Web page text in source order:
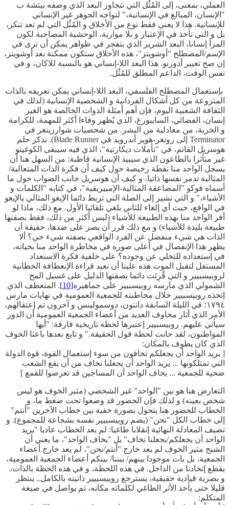
العملي، بمعنى، إلى المُثُل التي تتجاوز البعد الذي وصفه نيتشة ب
"الإنسان، المبالغ في الإنسانية،" لتواجه الجوهر غير الإنساني
للإنسانية. هذا لا يعني فقط نوع من الأخلاق و المُثٌل التي لم تعد تنكر،
بل و التي تأخذ في الإعتبار و بلا مواربة، الوحشية المصاحبة لكون
المرأ إنسانا، البعد الشرير الذي يتفجر في ظواهر يمكن أن ترى في
الإسم/المصطلح "أوشويتز"، هذه الأخلاق ستكون ممكنة بعد أوشويتز،
إن صح تعبير أدورنو. هذا البعد اللا-إنساني هو بالنسبة للاكان، و في
نفس الوقت، الداعم المطلق للمُثُل.
بإستعمال المصطلح الفلسفي، البعد اللا-إنساني يمكن تعريفه بالذات
المنزوعة من كل أشكال الفردانية و الشخصية الإنسانية (لذلك في
الثقافة الشعبية اليوم، فإن أهم أمثلة الذوات الخالصة هو الغير
إنسان، الفضائي، السايبورغ، الذي يُظهر وفاءا أكثر للمهمة، للكرامة
و الحرية، من معادلية من البشر. من شخصيات شوارزينغر في
Terminator إلى روتغر-هوير أندرويد في Blade Runner). تذكر حلم
هوسريل القاتم، في "تأملات ديكارتية"، الذي فيه سيبقى الكوغيتو
غير متأثرا بالطاعون الذي سيبيد الإنسانية قاطبة: من السهل هنا أن
يسجل الواحد منا نقطة رخيصة حول كيف أن فكرة الذات المتعالية/
المثالية تدمر نفسها ذاتيا، و كيف أن هوسريل جانب الصواب حول ما
أسماه فوكو "المضاعفة المثالية-الإمبيريقية"، في كتابه "الكلمات و
الأشياء،" و التي تشير إلى الصلة التي تربط دائما الإيغو المثالي بالإيغو
في الواقع، حيث أي إلغاء للثاني يلغي تلقائيا الأول. مع ذلك، ماذا لو
أقر الواحد منا بهذه الطبيعة للأشياء (ليس أكثر من ذلك، فقط بصفتها
طبيعة بليدة للأشياء) و مع ذلك قرر أن يصر على ضدها، حقيقة أن
الذات هي شيء منفصل عن الفرد الواقعي بصفته شيء حي؟ ألا
يظهر هذا الإنفصال في أعلى صوره في مخاطرة الواحد منا بحياته،
في إستعداده للتخلي عن وجوده؟ على خلفية فكرة الاستعداد
المستقل لتقبل الموت هذه علينا أن نعيد قراءة الإنعطافة الخطابية
لروبيسبيير و التي قُرِئت دائما بصقتها الدليل على غسيل المخ
الشمولي الذي مارسه روبيسبيير على جماهيره[10]
. المنعطف الذي
إتخذه روبيسبيير خلال مخاطبته للجمعية العمومية في نهايات مارس
١٧٩٤؛ في الليلة السابقة دانتون، دوسمولينس و آخرون تم إعتقالهم،
الأمر الذي أثار مخاوف العديد من أعضاء الجمعية العمومية أن الدور
سيأتي عليهم. روبيسبيير إعتبرها لحظة تاريخية فارقة: "أيها
المواطنون، لقد حانت لحظة قول الحقيقة." و تابع بعدها باعثا الخوف
الذي كان يطوف بالمكان:
[ يريد الواحد أن يجعلكم تخافون من سوء إستعمال القوة، قوة الدولة
التي تمتلكونها ... يريد الواحد أن يجعلنا نخاف من أن يقع الشعب
ضحية للجمعية ... يخاف الواحد أن المساجين قد تعرضوا للقمع ]
التعارض هنا هو بين "الواحد" غير الشخصي (مثير الخوف هو ليس
شخص بعينه) و لذلك فإن الحضور قد وضعوا تحت ضغط ما، و
الخطاب للحضور هنا يتحول بصورة خفية بين خطاب الآخرين "أنتم"
إلى خطاب الكل "نحن" (يضم روبيسبيير نفسه بشجاعة للمجموع). و
تضيف المعادلة النهائية إنقلابا طاغيا: لم يعد الخطاب عاديا "يريد
الواحد أن يجعلكم/يجعلنا نخاف" بل "يخاف الواحد"، ما يعني أن
الشبح مثير الخوف لم يعد خارج "أنتم/نحن"، لم يعد خارج أعضاء
الجمعية، بل بات موجودا بينهم/ بيننا/ بينكم أعضاء الجمعية العمومية،
يقطع إتحادنا من الداخل. في هذه اللحظة، و في هذه الحظة بالذات،
و بضربة قيادية حقيقية، يسترجع روبيسبيير ذاتيته بالكامل.. ينتظر
قليلا حتى يأخذ الأثر الطاغي لكلماته مكانه، ثم يواصل في صيغة
المتكلم: